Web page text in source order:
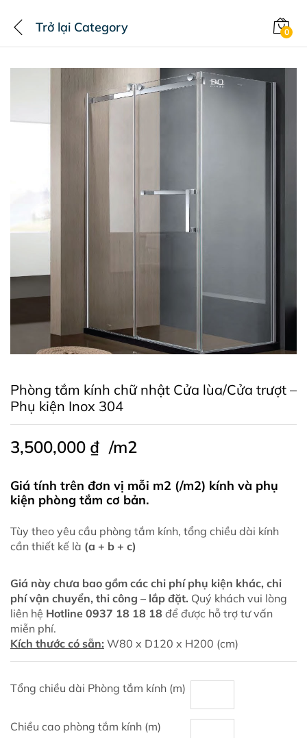
Trở lại Category 0
Phòng tắm kính chữ nhật Cửa lùa/Cửa trượt –
Phụ kiện Inox 304
3,500,000 ₫ /m2
Giá tính trên đơn vị mỗi m2 (/m2) kính và phụ
kiện phòng tắm cơ bản.
Tùy theo yêu cầu phòng tắm kính, tổng chiều dài kính
cần thiết kế là (a + b + c)
Giá này chưa bao gồm các chi phí phụ kiện khác, chi
phí vận chuyển, thi công – lắp đặt. Quý khách vui lòng
liên hệ Hotline 0937 18 18 18 để được hỗ trợ tư vấn
miễn phí.
Kích thước có sẵn: W80 x D120 x H200 (cm)
Tổng chiều dài Phòng tắm kính (m)
Chiều cao phòng tắm kính (m)